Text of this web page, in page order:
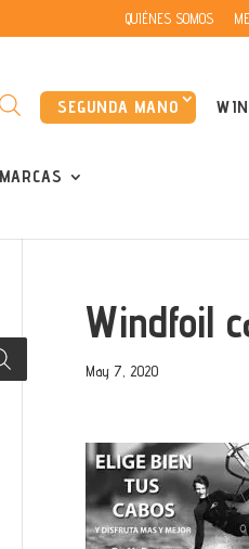
QUIÉNES SOMOS
SEGUNDA MANO
MARCAS
Windfoil
May 7, 2020